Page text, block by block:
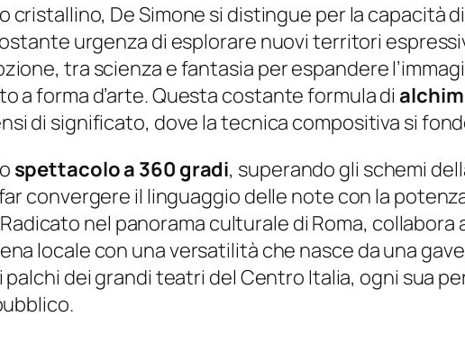
cristallino, De Simone si distingue per la capacità
urgenza di esplorare nuovi territori
tra scienza e fantasia per espandere
a forma d’arte. Questa costante formula di
di significato, dove la tecnica compositiva si
spettacolo a 360 gradi, superando gli schemi
convergere il linguaggio delle note con la
nel panorama culturale di Roma,
locale con una versatilità che nasce da una
palchi dei grandi teatri del Centro Italia, ogni sua